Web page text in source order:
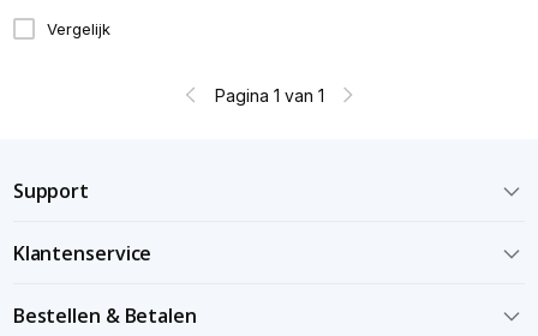
Vergelijk
Pagina 1 van 1
Support
Klantenservice
Bestellen & Betalen